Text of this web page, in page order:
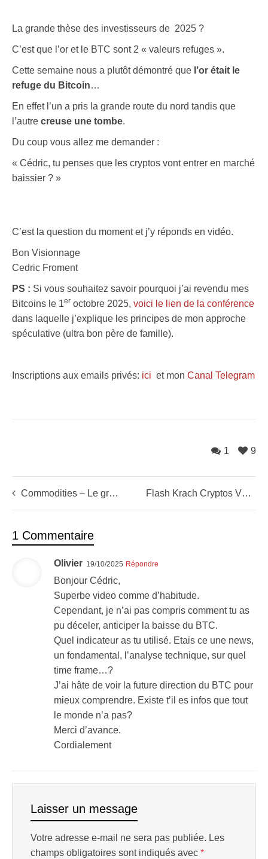
La grande thèse des investisseurs de 2025 ?
C’est que l’or et le BTC sont 2 « valeurs refuges ».
Cette semaine nous a plutôt démontré que l’or était le
refuge du Bitcoin…
En effet l’un a pris la grande route du nord tandis que
l’autre creuse une tombe.
Du coup vous allez me demander :
« Cédric, tu penses que les cryptos vont entrer en marché
baissier ? »
C’est la question du moment et j’y réponds en vidéo.
Bon Visionnage
Cedric Froment
PS : Si vous souhaitez savoir pourquoi j’ai revendu mes
Bitcoins le 1er octobre 2025, voici le lien de la conférence
dans laquelle j’explique les principes de mon approche
spéculative (ultra bon père de famille).
Inscriptions aux emails privés: ici et mon Canal Telegram
9
1
Commodities – Le grand retour des matières premières Flash Krach Cryptos VS Paul Tudor Jones ultra haussier
1 Commentaire
Olivier 19/10/2025 Répondre
Bonjour Cédric,
Superbe video comme d’habitude.
Cependant, je n’ai pas compris comment tu as
pu déceler, anticiper la baisse du BTC.
Quel indicateur as tu utilisé. Etais ce une news,
un fondamental, l’analyse technique, sur quel
time frame…?
J’ai hâte de voir la future direction du BTC pour
mieux comprendre. Existe t’il es infos que tout
le monde n’a pas?
Merci d’avance.
Cordialement
Laisser un message
Votre adresse e-mail ne sera pas publiée. Les
champs obligatoires sont indiqués avec *